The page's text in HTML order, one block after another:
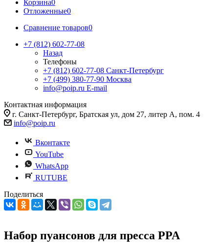
Корзина0
Отложенные0
Сравнение товаров0
+7 (812) 602-77-08
Назад
Телефоны
+7 (812) 602-77-08 Санкт-Петербург
+7 (499) 380-77-90 Москва
info@poip.ru E-mail
Контактная информация
г. Санкт-Петербург, Братская ул, дом 27, литер А, пом. 4
info@poip.ru
Вконтакте
YouTube
WhatsApp
RUTUBE
Поделиться
Набор пуансонов для пресса PPA